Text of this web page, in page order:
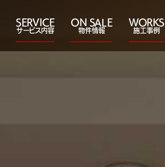
SERVICE
サービス内容
ON SALE
物件情報
WORKS
施工事例